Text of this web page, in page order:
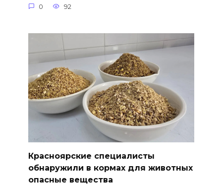
0 92
Красноярские специалисты
обнаружили в кормах для животных
опасные вещества